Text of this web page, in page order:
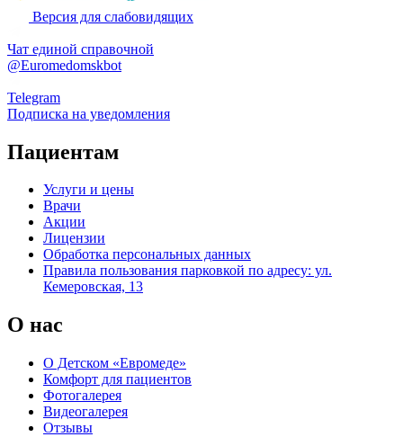
Версия для слабовидящих
Чат единой справочной
@Euromedomskbot
Telegram
Подписка на уведомления
Пациентам
Услуги и цены
Врачи
Акции
Лицензии
Обработка персональных данных
Правила пользования парковкой по адресу: ул.
Кемеровская, 13
О нас
О Детском «Евромеде»
Комфорт для пациентов
Фотогалерея
Видеогалерея
Отзывы